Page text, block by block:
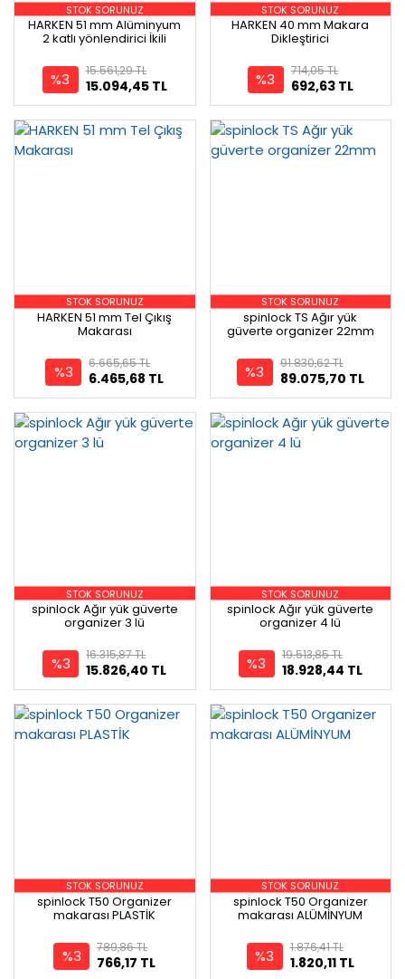
STOK SORUNUZ
HARKEN 51 mm Alüminyum
2 katlı yönlendirici İkili
%3 15.094,45 TL
15.561,29 TL
STOK SORUNUZ
HARKEN 40 mm Makara
Dikleştirici
%3 692,63 TL
714,05 TL
STOK SORUNUZ
HARKEN 51 mm Tel Çıkış
Makarası
%3 6.465,68 TL
6.665,65 TL
STOK SORUNUZ
spinlock TS Ağır yük
güverte organizer 22mm
%3 89.075,70 TL
91.830,62 TL
STOK SORUNUZ
spinlock Ağır yük güverte
organizer 3 lü
%3 15.826,40 TL
16.315,87 TL
STOK SORUNUZ
spinlock Ağır yük güverte
organizer 4 lü
%3 18.928,44 TL
19.513,85 TL
STOK SORUNUZ
spinlock T50 Organizer
makarası PLASTİK
%3 766,17 TL
789,86 TL
STOK SORUNUZ
spinlock T50 Organizer
makarası ALÜMİNYUM
%3 1.820,11 TL
1.876,41 TL